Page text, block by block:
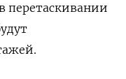
перетаскивании